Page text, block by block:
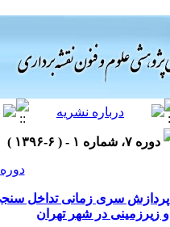
دوره ۷، شماره ۱ - ( ۶-۱۳۹۶ )
دوره ۷ شماره ۱ صفحات ۶۷-۵۵
و زیرزمینی در شهر تهران